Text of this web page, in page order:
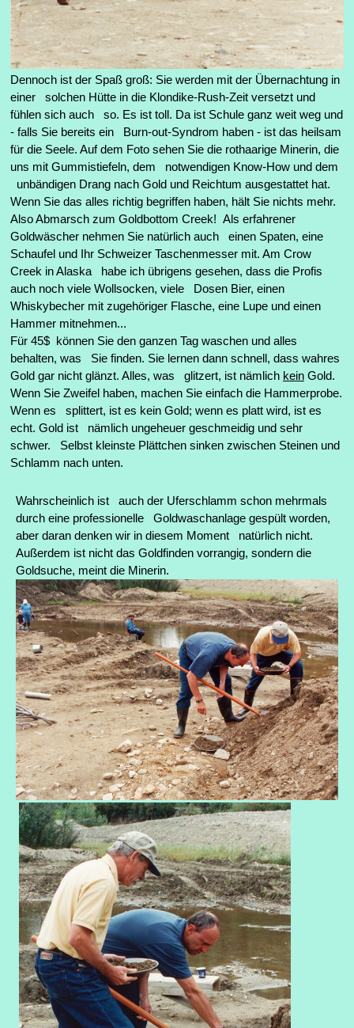
Dennoch ist der Spaß groß: Sie werden mit der Übernachtung in
einer solchen Hütte in die Klondike-Rush-Zeit versetzt und
fühlen sich auch so. Es ist toll. Da ist Schule ganz weit weg und
- falls Sie bereits ein Burn-out-Syndrom haben - ist das heilsam
für die Seele. Auf dem Foto sehen Sie die rothaarige Minerin, die
uns mit Gummistiefeln, dem notwendigen Know-How und dem
unbändigen Drang nach Gold und Reichtum ausgestattet hat.
Wenn Sie das alles richtig begriffen haben, hält Sie nichts mehr.
Also Abmarsch zum Goldbottom Creek! Als erfahrener
Goldwäscher nehmen Sie natürlich auch einen Spaten, eine
Schaufel und Ihr Schweizer Taschenmesser mit. Am Crow
Creek in Alaska habe ich übrigens gesehen, dass die Profis
auch noch viele Wollsocken, viele Dosen Bier, einen
Whiskybecher mit zugehöriger Flasche, eine Lupe und einen
Hammer mitnehmen...
Für 45$ können Sie den ganzen Tag waschen und alles
behalten, was Sie finden. Sie lernen dann schnell, dass wahres
Gold gar nicht glänzt. Alles, was glitzert, ist nämlich kein Gold.
Wenn Sie Zweifel haben, machen Sie einfach die Hammerprobe.
Wenn es splittert, ist es kein Gold; wenn es platt wird, ist es
echt. Gold ist nämlich ungeheuer geschmeidig und sehr
schwer. Selbst kleinste Plättchen sinken zwischen Steinen und
Schlamm nach unten.
Wahrscheinlich ist auch der Uferschlamm schon mehrmals
durch eine professionelle Goldwaschanlage gespült worden,
aber daran denken wir in diesem Moment natürlich nicht.
Außerdem ist nicht das Goldfinden vorrangig, sondern die
Goldsuche, meint die Minerin.